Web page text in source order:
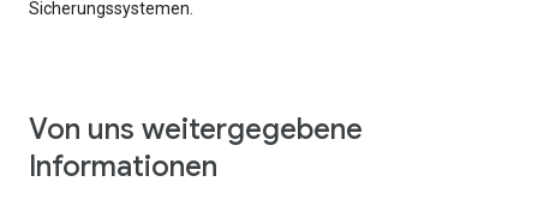
Sicherungssystemen.
Von uns weitergegebene
Informationen